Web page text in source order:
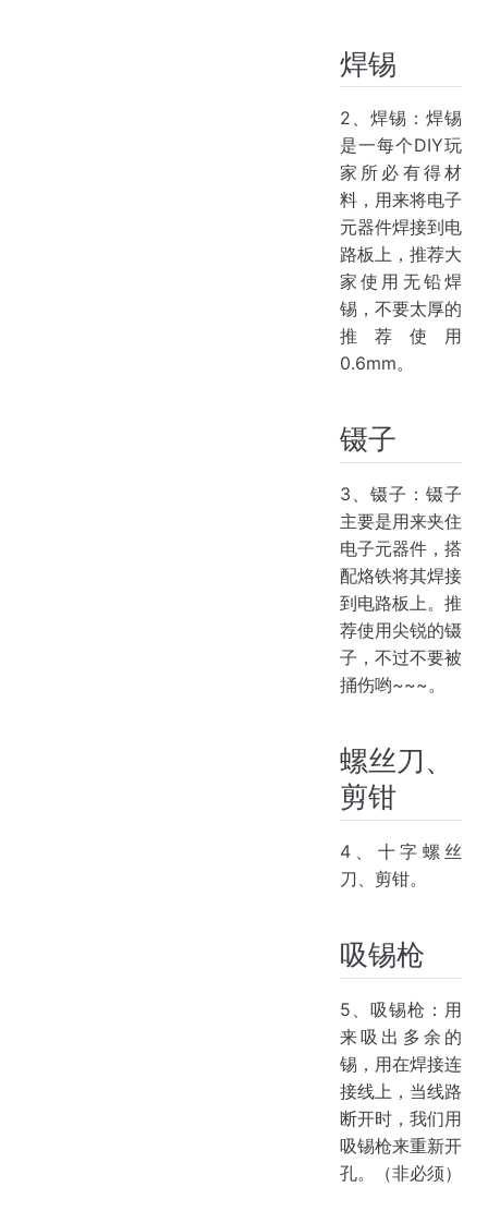
焊锡
2、焊锡：焊锡
是一每个DIY玩
家所必有得材
料，用来将电子
元器件焊接到电
路板上，推荐大
家使用无铅焊
锡，不要太厚的
推荐使用
0.6mm。
镊子
3、镊子：镊子
主要是用来夹住
电子元器件，搭
配烙铁将其焊接
到电路板上。推
荐使用尖锐的镊
子，不过不要被
捅伤哟~~~。
螺丝刀、
剪钳
4、十字螺丝
刀、剪钳。
吸锡枪
5、吸锡枪：用
来吸出多余的
锡，用在焊接连
接线上，当线路
断开时，我们用
吸锡枪来重新开
孔。（非必须）